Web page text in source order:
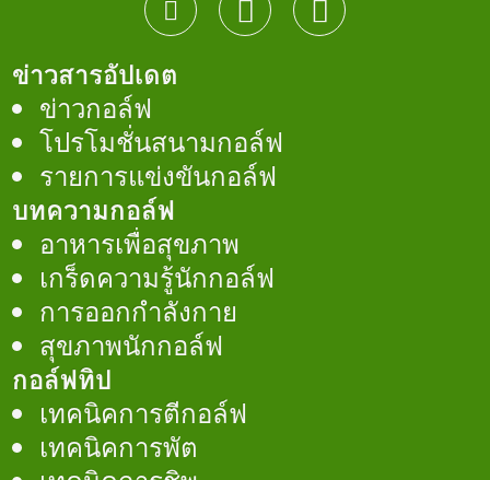
ข่าวสารอัปเดต
ข่าวกอล์ฟ
โปรโมชั่นสนามกอล์ฟ
รายการแข่งขันกอล์ฟ
บทความกอล์ฟ
อาหารเพื่อสุขภาพ
เกร็ดความรู้นักกอล์ฟ
การออกกำลังกาย
สุขภาพนักกอล์ฟ
กอล์ฟทิป
เทคนิคการตีกอล์ฟ
เทคนิคการพัต